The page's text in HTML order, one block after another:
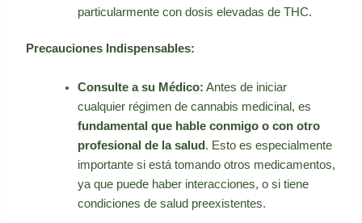
particularmente con dosis elevadas de THC.
Precauciones Indispensables:
Consulte a su Médico: Antes de iniciar
cualquier régimen de cannabis medicinal, es
fundamental que hable conmigo o con otro
profesional de la salud . Esto es especialmente
importante si está tomando otros medicamentos,
ya que puede haber interacciones, o si tiene
condiciones de salud preexistentes.